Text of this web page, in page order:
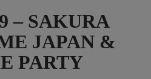
– SAKURA
JAPAN &
PARTY